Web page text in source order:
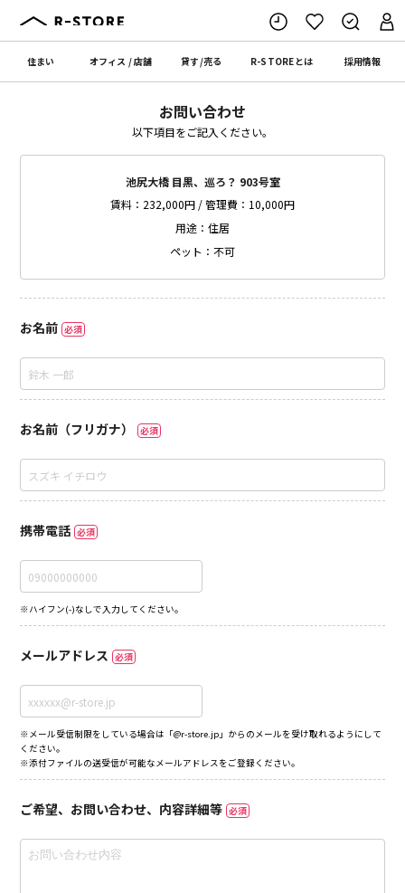
住まい オフィス /店舗 貸す/売る R-STOREとは 採用情報
お問い合わせ
以下項目をご記入ください。
池尻大橋 目黒、巡ろ？ 903号室
賃料：232,000円 / 管理費：10,000円
用途：住居
ペット：不可
お名前 必須
お名前（フリガナ） 必須
携帯電話 必須
※ハイフン(-)なしで入力してください。
メールアドレス 必須
※メール受信制限をしている場合は「@r-store.jp」からのメールを受け取れるようにして
ください。
※添付ファイルの送受信が可能なメールアドレスをご登録ください。
ご希望、お問い合わせ、内容詳細等 必須